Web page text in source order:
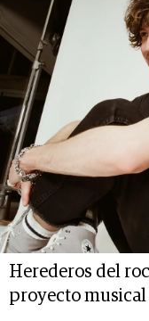
Herederos del
proyecto musical